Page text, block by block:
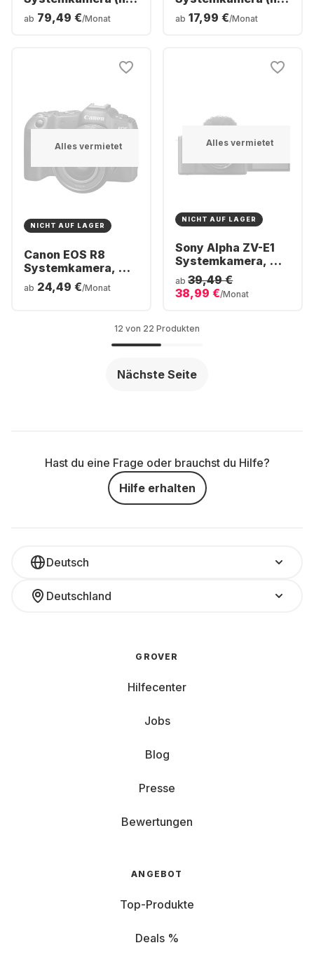
Gehäuse)
ab 79,49 €/Monat
Gehäuse)
ab 17,99 €/Monat
Alles vermietet
NICHT AUF LAGER
Canon EOS R8
Systemkamera, mit
Objektiv RF 24-
50mm f/4.5-6.3 IS
ab 24,49 €/Monat
Alles vermietet
NICHT AUF LAGER
Sony Alpha ZV-E1
Systemkamera, mit
Objektiv FE 28-
60mm f/4-5.6
ab 39,49 €
38,99 €/Monat
12 von 22 Produkten
Nächste Seite
Hast du eine Frage oder brauchst du Hilfe?
Hilfe erhalten
Deutsch
Deutschland
GROVER
Hilfecenter
Jobs
Blog
Presse
Bewertungen
ANGEBOT
Top-Produkte
Deals %